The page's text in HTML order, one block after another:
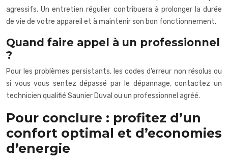
agressifs. Un entretien régulier contribuera à prolonger la durée
de vie de votre appareil et à maintenir son bon fonctionnement.
Quand faire appel à un professionnel
?
Pour les problèmes persistants, les codes d’erreur non résolus ou
si vous vous sentez dépassé par le dépannage, contactez un
technicien qualifié Saunier Duval ou un professionnel agréé.
Pour conclure : profitez d’un
confort optimal et d’economies
d’energie